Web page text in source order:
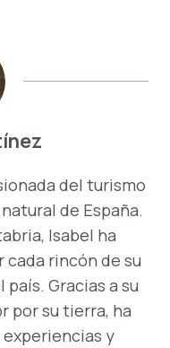
del turismo
de España.
Isabel ha
cada rincón de su
Gracias a su
por su tierra, ha
y